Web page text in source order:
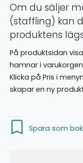
​Om du säljer
(staffling) kan
produktens
På produktsidan
hamnar i
Klicka på Pris i
skapar en ny
Spara som